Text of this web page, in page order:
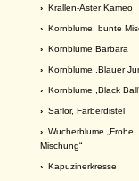
› Krallen-Aster Kameo
› Kornblume, bunte
› Kornblume Barbara
› Kornblume ,Blauer
› Kornblume ,Black Ball’
› Saflor, Färberdistel
› Wucherblume „Frohe
Mischung“
› Kapuzinerkresse